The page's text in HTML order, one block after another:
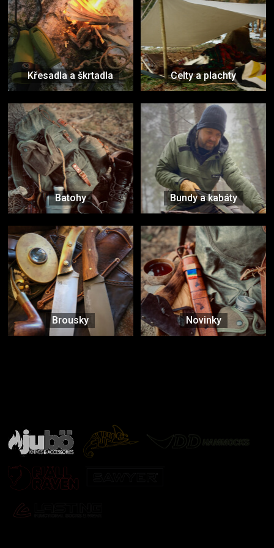
Křesadla a škrtadla Celty a plachty
Batohy Bundy a kabáty
Brousky Novinky